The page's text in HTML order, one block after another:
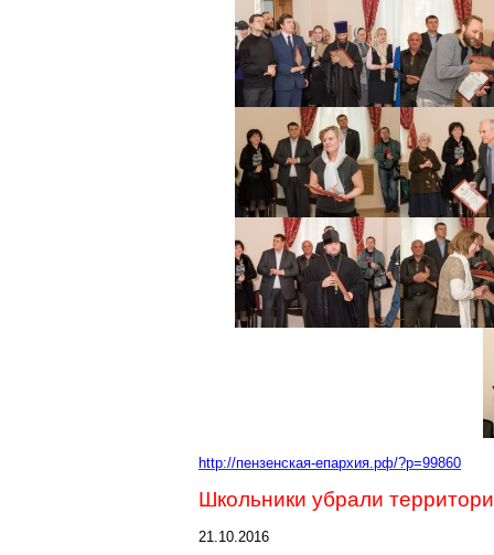
http://пензенская-епархия.рф/?p=99860
Школьники убрали
21.10.2016